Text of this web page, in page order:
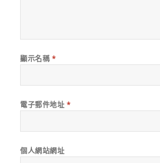
顯示名稱 *
電子郵件地址 *
個人網站網址